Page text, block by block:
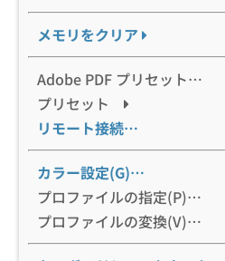
メモリをクリア
Adobe PDF プリセット…
プリセット
リモート接続…
カラー設定(G)…
プロファイルの指定(P)…
プロファイルの変換(V)…